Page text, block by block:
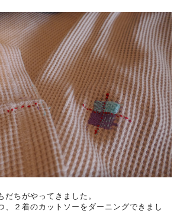
だちがやってきました。
、２着のカットソーをダーニングできまし